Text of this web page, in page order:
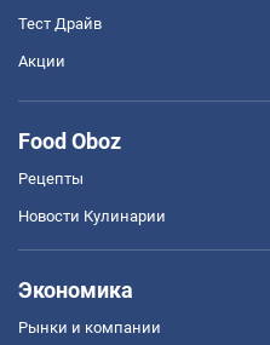
Тест Драйв
Акции
Food Oboz
Рецепты
Новости Кулинарии
Экономика
Рынки и компании